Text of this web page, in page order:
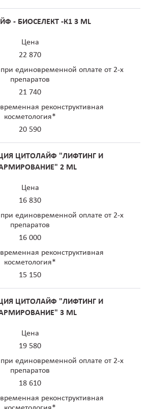
- БИОСЕЛЕКТ -К1 3 ML
Цена
22 870
единовременной оплате от 2-х
препаратов
21 740
реконструктивная
косметология*
20 590
ЦИТОЛАЙФ "ЛИФТИНГ И
2 ML
Цена
16 830
единовременной оплате от 2-х
препаратов
16 000
реконструктивная
косметология*
15 150
ЦИТОЛАЙФ "ЛИФТИНГ И
3 ML
Цена
19 580
единовременной оплате от 2-х
препаратов
18 610
реконструктивная